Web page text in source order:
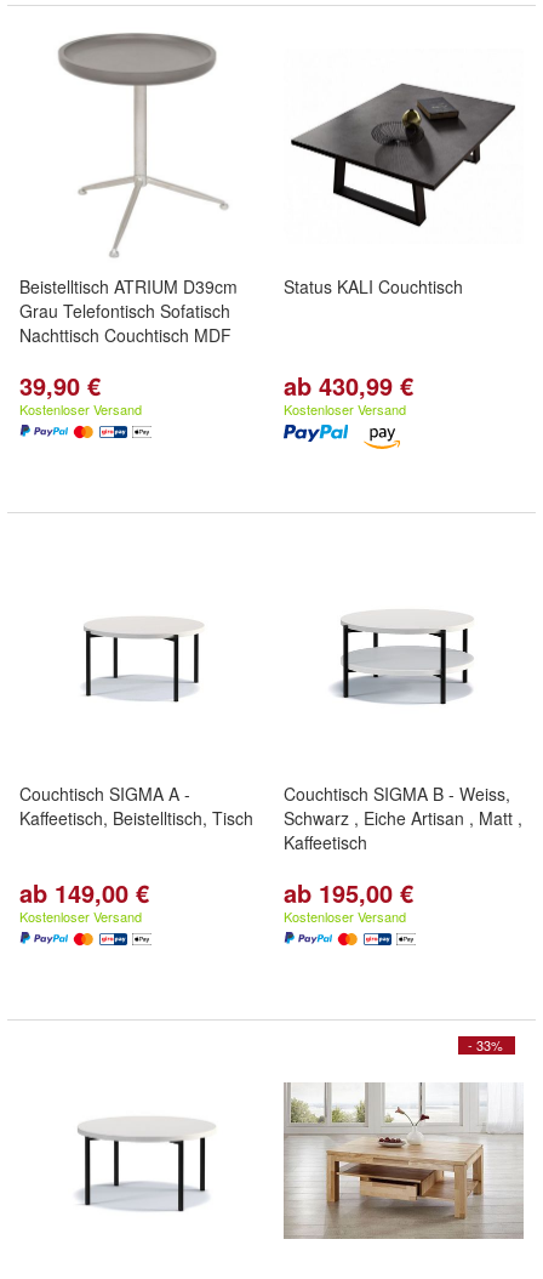
Beistelltisch ATRIUM D39cm
Grau Telefontisch Sofatisch
Nachttisch Couchtisch MDF
39,90 €
Kostenloser Versand
Status KALI Couchtisch
ab 430,99 €
Kostenloser Versand
Couchtisch SIGMA A -
Kaffeetisch, Beistelltisch, Tisch
ab 149,00 €
Kostenloser Versand
Couchtisch SIGMA B - Weiss,
Schwarz , Eiche Artisan , Matt ,
Kaffeetisch
ab 195,00 €
Kostenloser Versand
- 33%